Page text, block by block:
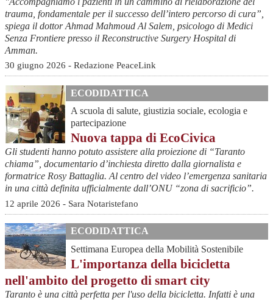
trauma, fondamentale per il successo dell’intero percorso di cura”,
spiega il dottor Ahmad Mahmoud Al Salem, psicologo di Medici
Senza Frontiere presso il Reconstructive Surgery Hospital di
Amman.
30 giugno 2026 - Redazione PeaceLink
ECODIDATTICA
A scuola di salute, giustizia sociale, ecologia e
partecipazione
Nuova tappa di EcoCivica
Gli studenti hanno potuto assistere alla proiezione di “Taranto
chiama”, documentario d’inchiesta diretto dalla giornalista e
formatrice Rosy Battaglia. Al centro del video l’emergenza sanitaria
in una città definita ufficialmente dall’ONU “zona di sacrificio”.
12 aprile 2026 - Sara Notaristefano
ECODIDATTICA
Settimana Europea della Mobilità Sostenibile
L'importanza della bicicletta
nell'ambito del progetto di smart city
Taranto è una città perfetta per l'uso della bicicletta. Infatti è una